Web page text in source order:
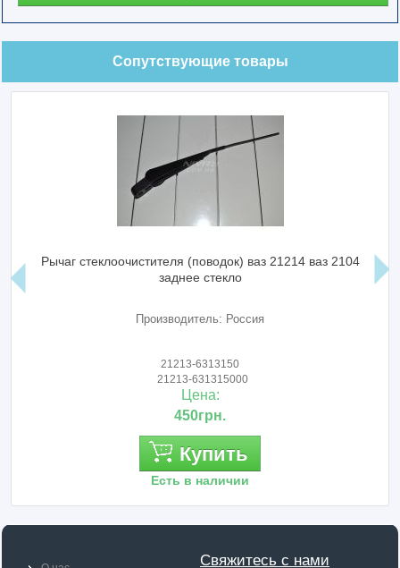
Сопутствующие товары
Рычаг стеклоочистителя (поводок) ваз 21214 ваз 2104
заднее стекло
Производитель: Россия
21213-6313150
21213-631315000
Цена:
450грн.
Купить
Есть в наличии
Свяжитесь с нами